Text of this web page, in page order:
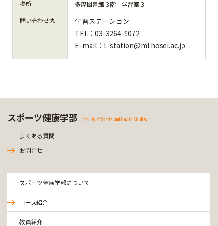
場所
多摩図書館３階 学習室３
問い合わせ先
学習ステーション
TEL：03-3264-9072
E-mail：L-station@ml.hosei.ac.jp
スポーツ健康学部 Faculty of Sports and Health Studies
よくある質問
お問合せ
スポーツ健康学部について
コース紹介
教員紹介